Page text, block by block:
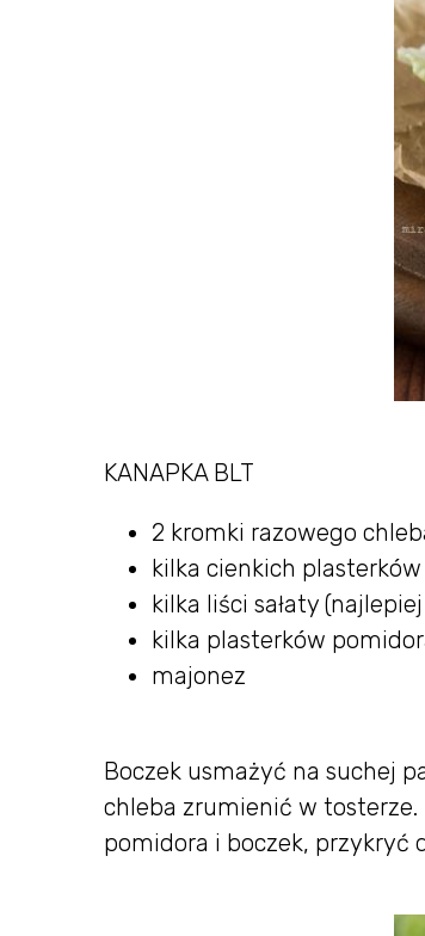
KANAPKA BLT
2 kromki razowego
kilka cienkich
kilka liści sałaty
kilka plasterków
majonez
Boczek usmażyć na suchej
chleba zrumienić w tosterze.
pomidora i boczek, przykryć